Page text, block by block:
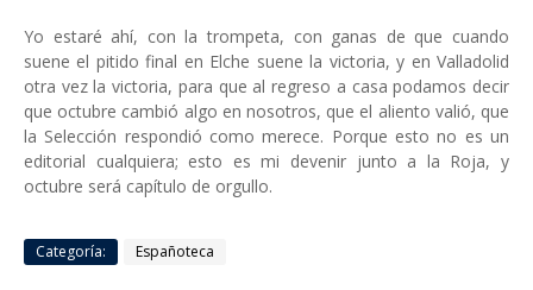
Yo estaré ahí, con la trompeta, con ganas de que cuando
suene el pitido final en Elche suene la victoria, y en Valladolid
otra vez la victoria, para que al regreso a casa podamos decir
que octubre cambió algo en nosotros, que el aliento valió, que
la Selección respondió como merece. Porque esto no es un
editorial cualquiera; esto es mi devenir junto a la Roja, y
octubre será capítulo de orgullo.
Categoría: Españoteca